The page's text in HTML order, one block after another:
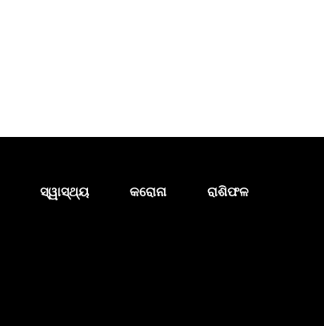
ସ୍ୱାସ୍ଥ୍ୟ କରୋନା ରାଶିଫଳ